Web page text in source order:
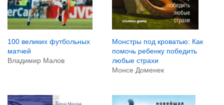
100 великих футбольных
матчей
Владимир Малов
Монстры под кроватью: Как
помочь ребенку победить
любые страхи
Монсе Доменек